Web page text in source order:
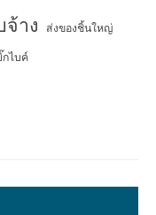
าง ส่งของชิ้นใหญ่
กไบค์